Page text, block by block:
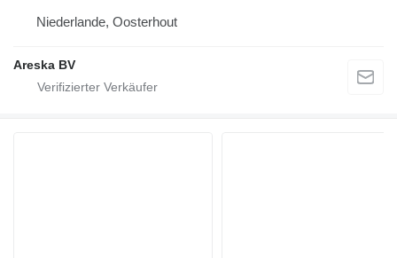
Niederlande, Oosterhout
Areska BV